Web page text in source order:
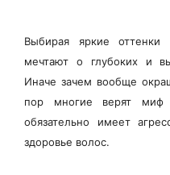
Выбирая яркие
мечтают о глубоких и
Иначе зачем вообще
пор многие верят миф
обязательно имеет
здоровье волос.